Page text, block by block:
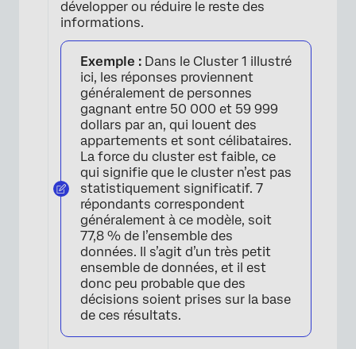
×
×
développer ou réduire le reste des
informations.
Exemple : Dans le Cluster 1 illustré
ici, les réponses proviennent
généralement de personnes
gagnant entre 50 000 et 59 999
dollars par an, qui louent des
appartements et sont célibataires.
La force du cluster est faible, ce
qui signifie que le cluster n’est pas
statistiquement significatif. 7
répondants correspondent
généralement à ce modèle, soit
77,8 % de l’ensemble des
données. Il s’agit d’un très petit
ensemble de données, et il est
donc peu probable que des
décisions soient prises sur la base
de ces résultats.